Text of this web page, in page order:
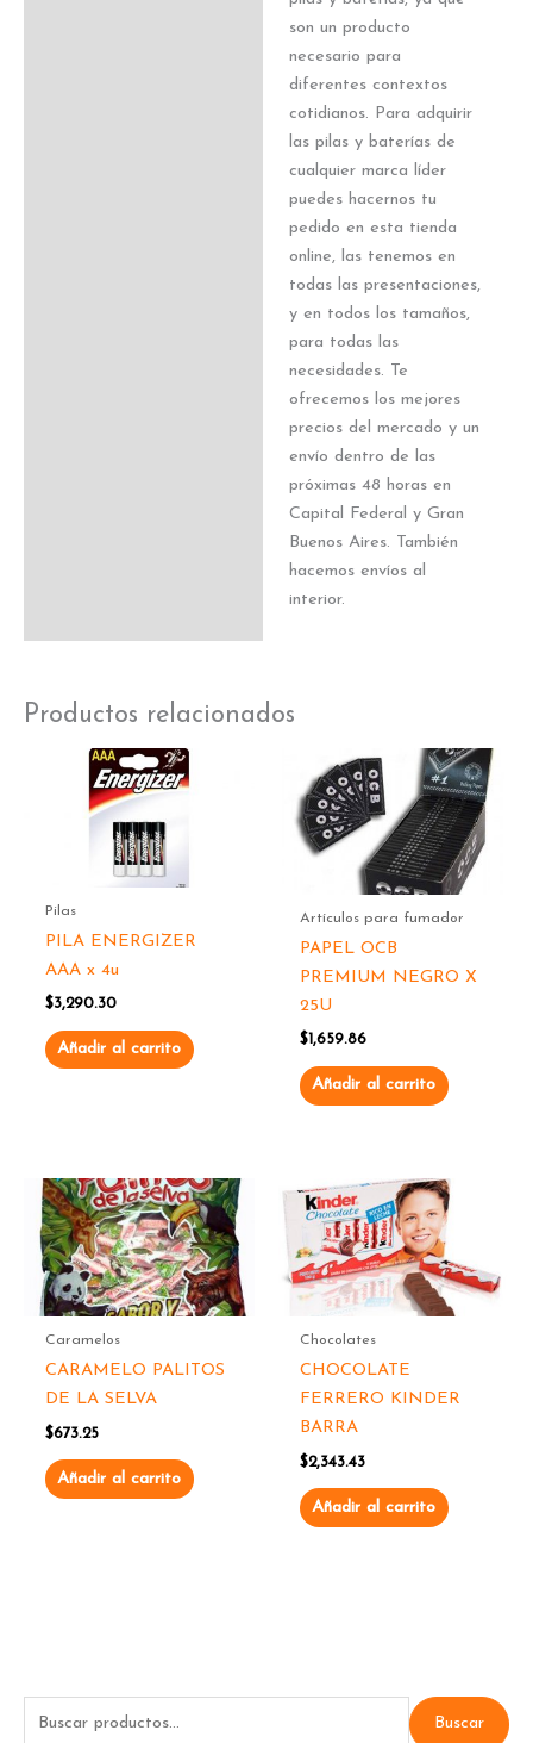
son un producto
necesario para
diferentes contextos
cotidianos. Para adquirir
las pilas y baterías de
cualquier marca líder
puedes hacernos tu
pedido en esta tienda
online, las tenemos en
todas las presentaciones,
y en todos los tamaños,
para todas las
necesidades. Te
ofrecemos los mejores
precios del mercado y un
envío dentro de las
próximas 48 horas en
Capital Federal y Gran
Buenos Aires. También
hacemos envíos al
interior.
Productos relacionados
Pilas
PILA ENERGIZER
AAA x 4u
$3,290.30
Añadir al carrito
Artículos para fumador
PAPEL OCB
PREMIUM NEGRO X
25U
$1,659.86
Añadir al carrito
Caramelos
CARAMELO PALITOS
DE LA SELVA
$673.25
Añadir al carrito
Chocolates
CHOCOLATE
FERRERO KINDER
BARRA
$2,343.43
Añadir al carrito
Buscar